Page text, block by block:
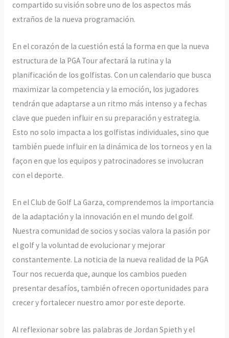
compartido su visión sobre uno de los aspectos más
extraños de la nueva programación.
En el corazón de la cuestión está la forma en que la nueva
estructura de la PGA Tour afectará la rutina y la
planificación de los golfistas. Con un calendario que busca
maximizar la competencia y la emoción, los jugadores
tendrán que adaptarse a un ritmo más intenso y a fechas
clave que pueden influir en su preparación y estrategia.
Esto no solo impacta a los golfistas individuales, sino que
también puede influir en la dinámica de los torneos y en la
façon en que los equipos y patrocinadores se involucran
con el deporte.
En el Club de Golf La Garza, comprendemos la importancia
de la adaptación y la innovación en el mundo del golf.
Nuestra comunidad de socios y socias valora la pasión por
el golf y la voluntad de evolucionar y mejorar
constantemente. La noticia de la nueva realidad de la PGA
Tour nos recuerda que, aunque los cambios pueden
presentar desafíos, también ofrecen oportunidades para
crecer y fortalecer nuestro amor por este deporte.
Al reflexionar sobre las palabras de Jordan Spieth y el